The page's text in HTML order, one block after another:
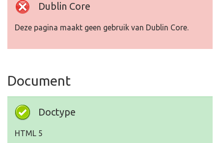
Dublin Core
Deze pagina maakt geen gebruik van Dublin Core.
Document
Doctype
HTML 5